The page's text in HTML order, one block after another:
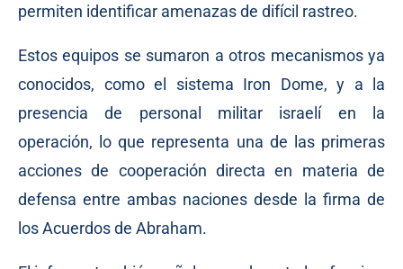
permiten identificar amenazas de difícil rastreo.
Estos equipos se sumaron a otros mecanismos ya
conocidos, como el sistema Iron Dome, y a la
presencia de personal militar israelí en la
operación, lo que representa una de las primeras
acciones de cooperación directa en materia de
defensa entre ambas naciones desde la firma de
los Acuerdos de Abraham.